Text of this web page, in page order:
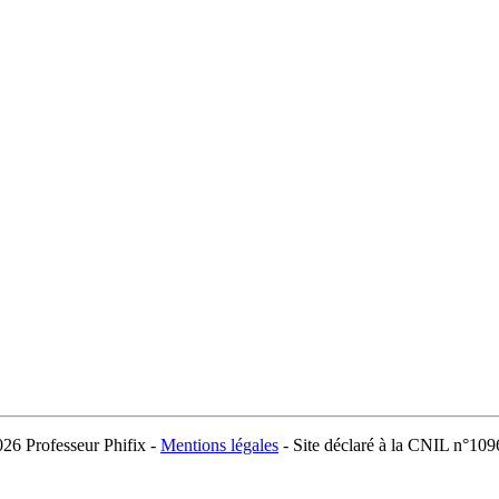
Professeur Phifix - Mentions légales - Site déclaré à la CNIL